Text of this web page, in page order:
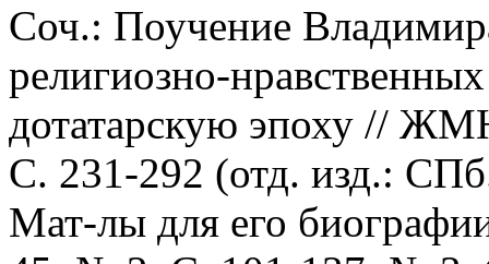
Соч.: Поучение
религиозно-
дотатарскую эпоху //
С. 231-292 (отд. изд.:
Мат-лы для его